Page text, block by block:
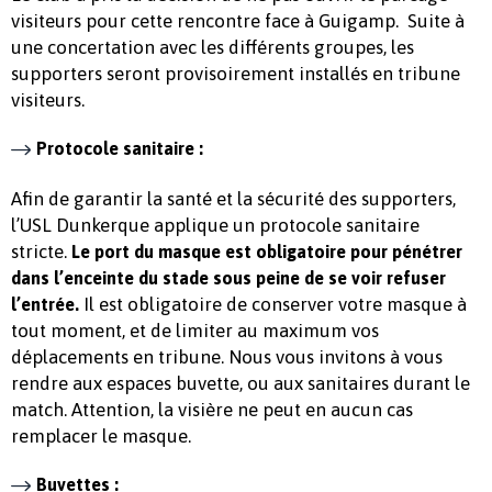
visiteurs pour cette rencontre face à Guigamp. Suite à
une concertation avec les différents groupes, les
supporters seront provisoirement installés en tribune
visiteurs.
Protocole sanitaire :
Afin de garantir la santé et la sécurité des supporters,
l’USL Dunkerque applique un protocole sanitaire
stricte. Le port du masque est obligatoire pour pénétrer
dans l’enceinte du stade sous peine de se voir refuser
l’entrée. Il est obligatoire de conserver votre masque à
tout moment, et de limiter au maximum vos
déplacements en tribune. Nous vous invitons à vous
rendre aux espaces buvette, ou aux sanitaires durant le
match. Attention, la visière ne peut en aucun cas
remplacer le masque.
Buvettes :